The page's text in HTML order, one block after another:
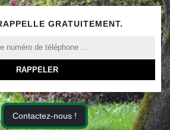
GRATUITEMENT.
Contactez-nous !